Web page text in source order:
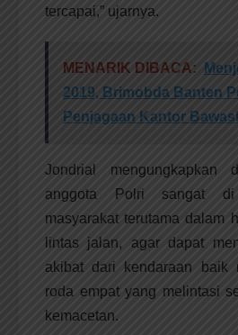
tercapai,” ujarnya.
MENARIK DIBACA:
2019, Brimobda Banten
Penjagaan Kantor
Jondrial mengungkapkan
anggota Polri sangat
masyarakat terutama dalam
lintas jalan, agar dapat
akibat dari kendaraan baik
roda empat yang melintasi
kemacetan.